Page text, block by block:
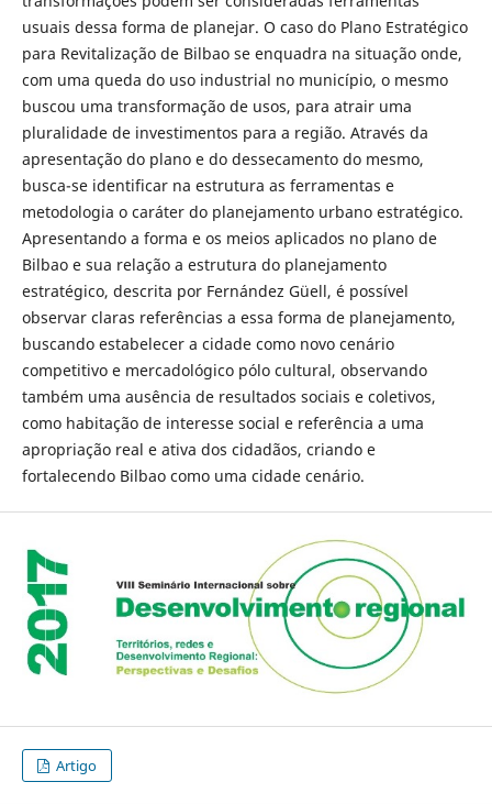
usuais dessa forma de planejar. O caso do Plano Estratégico
para Revitalização de Bilbao se enquadra na situação onde,
com uma queda do uso industrial no município, o mesmo
buscou uma transformação de usos, para atrair uma
pluralidade de investimentos para a região. Através da
apresentação do plano e do dessecamento do mesmo,
busca-se identificar na estrutura as ferramentas e
metodologia o caráter do planejamento urbano estratégico.
Apresentando a forma e os meios aplicados no plano de
Bilbao e sua relação a estrutura do planejamento
estratégico, descrita por Fernández Güell, é possível
observar claras referências a essa forma de planejamento,
buscando estabelecer a cidade como novo cenário
competitivo e mercadológico pólo cultural, observando
também uma ausência de resultados sociais e coletivos,
como habitação de interesse social e referência a uma
apropriação real e ativa dos cidadãos, criando e
fortalecendo Bilbao como uma cidade cenário.
Artigo